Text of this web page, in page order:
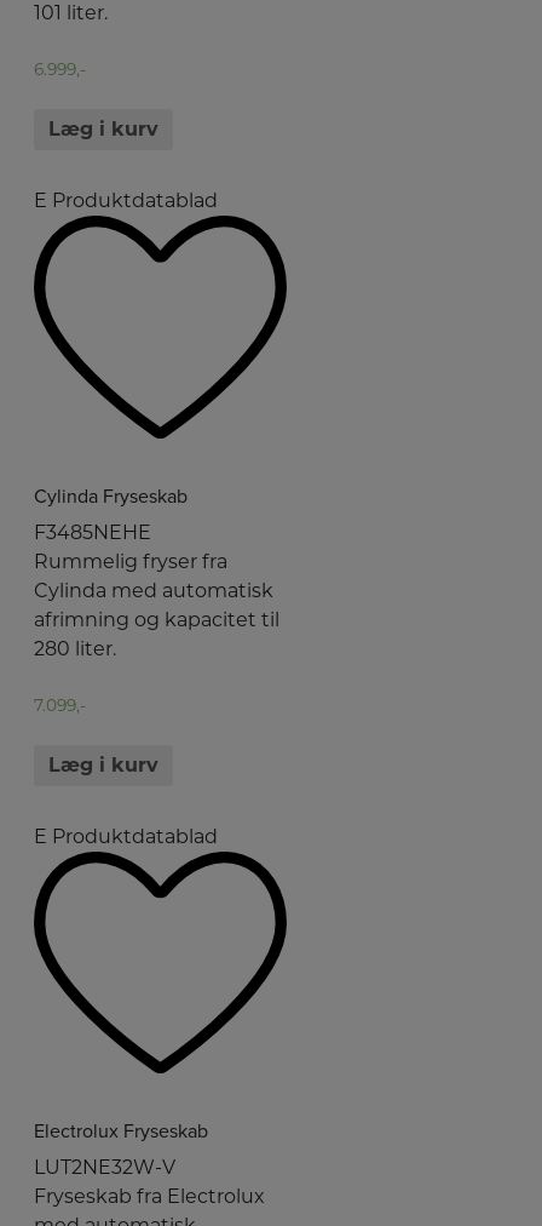
101 liter.
6.999,-
Læg i kurv
E Produktdatablad
Cylinda Fryseskab
F3485NEHE
Rummelig fryser fra
Cylinda med automatisk
afrimning og kapacitet til
280 liter.
7.099,-
Læg i kurv
E Produktdatablad
Electrolux Fryseskab
LUT2NE32W-V
Fryseskab fra Electrolux